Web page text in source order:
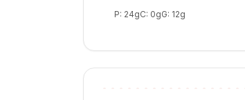
P: 24gC: 0gG: 12g